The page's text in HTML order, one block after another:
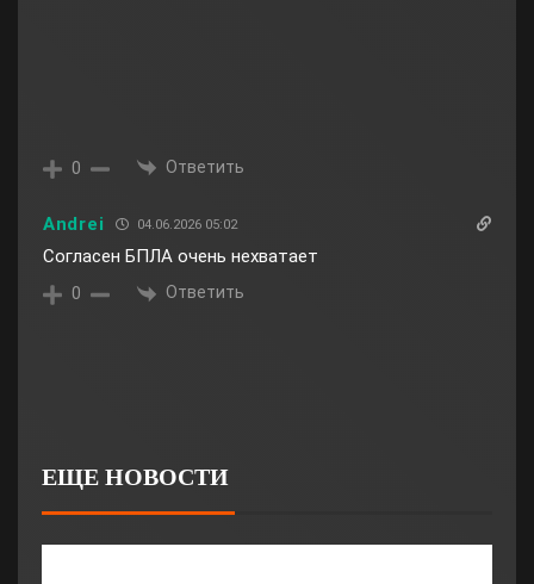
0 Ответить
Andrei 04.06.2026 05:02
Согласен БПЛА очень нехватает
0 Ответить
ЕЩЕ НОВОСТИ